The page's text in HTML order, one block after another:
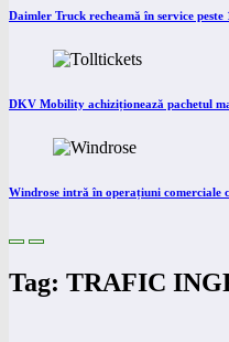
Daimler Truck recheamă în service peste
DKV Mobility achiziționează pachetul
Windrose intră în operațiuni comerciale
Tag: TRAFIC